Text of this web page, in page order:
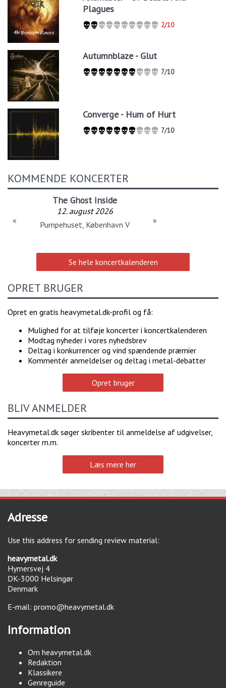
Plagues
2/10
Autumnblaze - Glut
7/10
Converge - Hum of Hurt
7/10
KOMMENDE KONCERTER
The Ghost Inside
12. august 2026
Pumpehuset, København V
« »
Se hele koncertkalenderen
OPRET BRUGER
Opret en gratis heavymetal.dk-profil og få:
Mulighed for at tilføje koncerter i koncertkalenderen
Modtag nyheder i vores nyhedsbrev
Deltag i konkurrencer og vind spændende præmier
Kommentér anmeldelser og deltag i metal-debatter
Opret bruger
BLIV ANMELDER
Heavymetal.dk søger skribenter til anmeldelse af udgivelser,
koncerter m.m.
Læs mere her
Adresse
Use this address for sending review material:
heavymetal.dk
Hymersvej 4
DK-3000 Helsingør
Denmark
E-mail: promo@heavymetal.dk
Information
Om heavymetal.dk
Redaktion
Klassikere
Genreguide